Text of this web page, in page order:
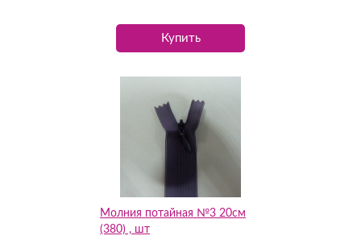
Купить
Молния потайная №3 20см
(380) , шт